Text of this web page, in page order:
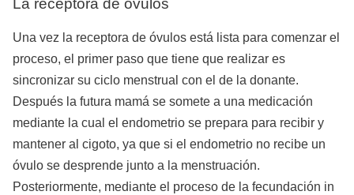
La receptora de óvulos
Una vez la receptora de óvulos está lista para comenzar el
proceso, el primer paso que tiene que realizar es
sincronizar su ciclo menstrual con el de la donante.
Después la futura mamá se somete a una medicación
mediante la cual el endometrio se prepara para recibir y
mantener al cigoto, ya que si el endometrio no recibe un
óvulo se desprende junto a la menstruación.
Posteriormente, mediante el proceso de la fecundación in